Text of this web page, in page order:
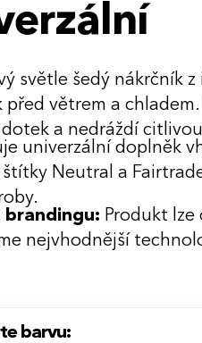
světle šedý nákrčník
před větrem a
a nedráždí
univerzální doplněk
Neutral a
brandingu: Produkt
nejvhodnější
barvu: